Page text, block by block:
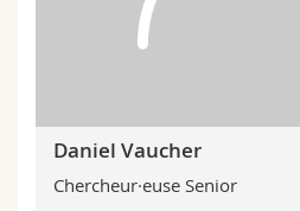
Daniel Vaucher
Chercheur·euse Senior